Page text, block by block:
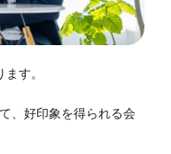
す。
、好印象を得られる会